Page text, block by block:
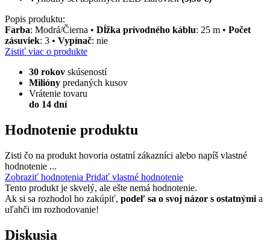
Popis produktu:
Farba: Modrá/Čierna • Dĺžka prívodného káblu: 25 m • Počet
zásuviek: 3 • Vypínač: nie
Zistiť viac o produkte
30 rokov skúseností
Milióny predaných kusov
Vrátenie tovaru
do 14 dní
Hodnotenie produktu
Zisti čo na produkt hovoria ostatní zákazníci alebo napíš vlastné
hodnotenie ...
Zobraziť hodnotenia Pridať vlastné hodnotenie
Tento produkt je skvelý, ale ešte nemá hodnotenie.
Ak si sa rozhodol ho zakúpiť, podeľ sa o svoj názor s ostatnými a
uľahči im rozhodovanie!
Diskusia